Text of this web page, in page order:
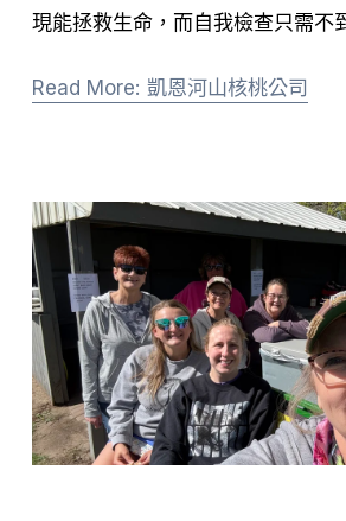
現能拯救生命，而自我檢查只需不
Read More: 凱恩河山核桃公司